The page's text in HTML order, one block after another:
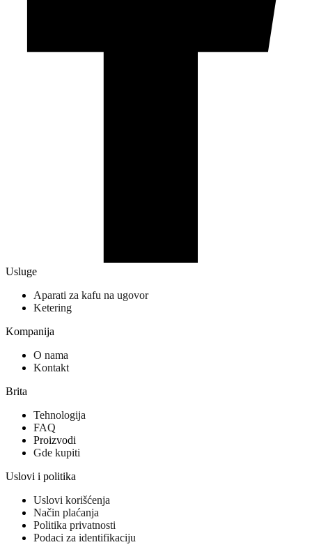
Usluge
Aparati za kafu na ugovor
Ketering
Kompanija
O nama
Kontakt
Brita
Tehnologija
FAQ
Proizvodi
Gde kupiti
Uslovi i politika
Uslovi korišćenja
Način plaćanja
Politika privatnosti
Podaci za identifikaciju